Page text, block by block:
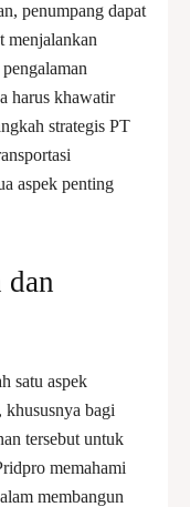
penumpang dapat
menjalankan
harus khawatir
strategis PT
aspek penting
dan
satu aspek
khususnya bagi
tersebut untuk
memahami
membangun